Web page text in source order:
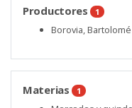
Productores 1
Borovia,
Materias 1